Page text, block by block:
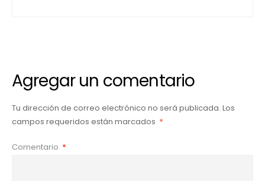
Agregar un comentario
Tu dirección de correo electrónico no será publicada. Los
campos requeridos están marcados *
Comentario *